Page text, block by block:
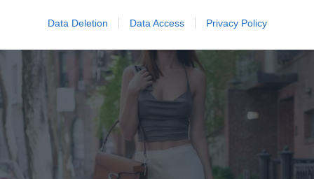
Data Deletion Data Access Privacy Policy